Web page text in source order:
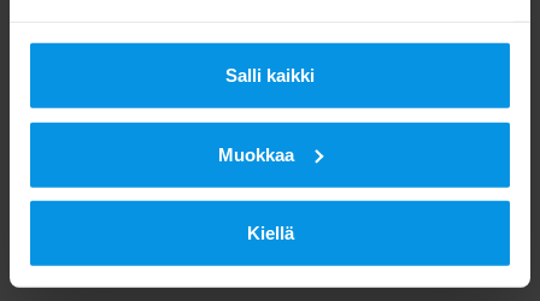
Salli kaikki
Muokkaa
Kiellä